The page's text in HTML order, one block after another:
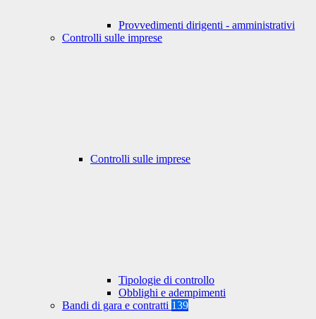
Provvedimenti dirigenti - amministrativi
Controlli sulle imprese
Controlli sulle imprese
Tipologie di controllo
Obblighi e adempimenti
Bandi di gara e contratti 139